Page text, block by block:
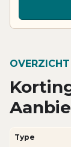
OVERZICHT
Type